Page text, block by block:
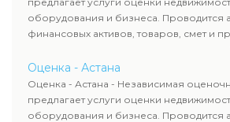
оборудования и бизнеса. Проводится
финансовых активов, товаров, смет и
оценка животных и недропользования.
определяют рыночную стоимость
рассчитывают ущерб. Все отчеты
требованиям законодательства и
сделок, кредитования и судебных
Оценка - Астана
Оценка - Астана - Независимая
предлагает услуги оценки
оборудования и бизнеса. Проводится